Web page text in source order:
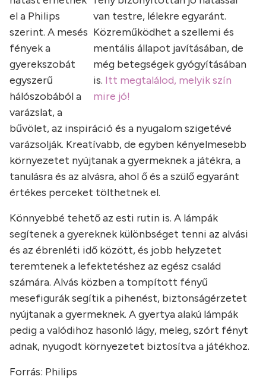
van testre, lélekre egyaránt.
Közreműködhet a szellemi és
mentális állapot javításában, de
még betegségek gyógyításában
is. Itt megtalálod, melyik szín
mire jó!
el a Philips
szerint. A mesés
fények a
gyerekszobát
egyszerű
hálószobából a
varázslat, a
bűvölet, az inspiráció és a nyugalom szigetévé
varázsolják. Kreatívabb, de egyben kényelmesebb
környezetet nyújtanak a gyermeknek a játékra, a
tanulásra és az alvásra, ahol ő és a szülő egyaránt
értékes perceket tölthetnek el.
Könnyebbé tehető az esti rutin is. A lámpák
segítenek a gyereknek különbséget tenni az alvási
és az ébrenléti idő között, és jobb helyzetet
teremtenek a lefektetéshez az egész család
számára. Alvás közben a tompított fényű
mesefigurák segítik a pihenést, biztonságérzetet
nyújtanak a gyermeknek. A gyertya alakú lámpák
pedig a valódihoz hasonló lágy, meleg, szórt fényt
adnak, nyugodt környezetet biztosítva a játékhoz.
Forrás: Philips